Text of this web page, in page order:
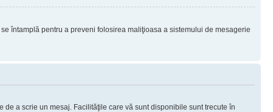
întamplă pentru a preveni folosirea maliţioasa a sistemului de mesagerie
a scrie un mesaj. Facilităţile care vă sunt disponibile sunt trecute în